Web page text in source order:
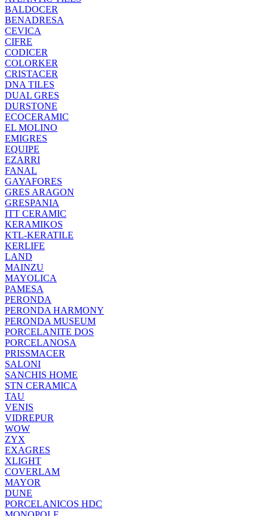
BALDOCER
BENADRESA
CEVICA
CIFRE
CODICER
COLORKER
CRISTACER
DNA TILES
DUAL GRES
DURSTONE
ECOCERAMIC
EL MOLINO
EMIGRES
EQUIPE
EZARRI
FANAL
GAYAFORES
GRES ARAGON
GRESPANIA
ITT CERAMIC
KERAMIKOS
KTL-KERATILE
KERLIFE
LAND
MAINZU
MAYOLICA
PAMESA
PERONDA
PERONDA HARMONY
PERONDA MUSEUM
PORCELANITE DOS
PORCELANOSA
PRISSMACER
SALONI
SANCHIS HOME
STN CERAMICA
TAU
VENIS
VIDREPUR
WOW
ZYX
EXAGRES
XLIGHT
COVERLAM
MAYOR
DUNE
PORCELANICOS HDC